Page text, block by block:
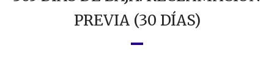
PREVIA (30 DÍAS)